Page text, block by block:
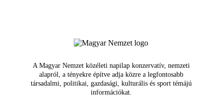
A Magyar Nemzet közéleti napilap konzervatív, nemzeti
alapról, a tényekre építve adja közre a legfontosabb
társadalmi, politikai, gazdasági, kulturális és sport témájú
információkat.